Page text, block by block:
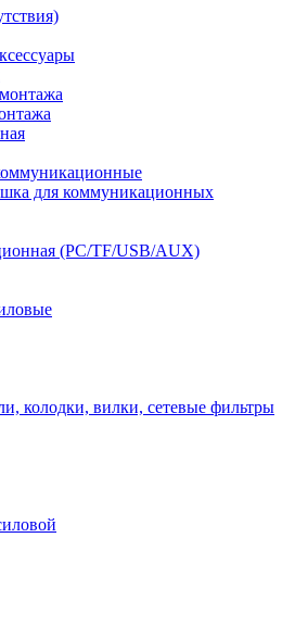
для коммуникационных
(PC/TF/USB/AUX)
колодки, вилки, сетевые фильтры